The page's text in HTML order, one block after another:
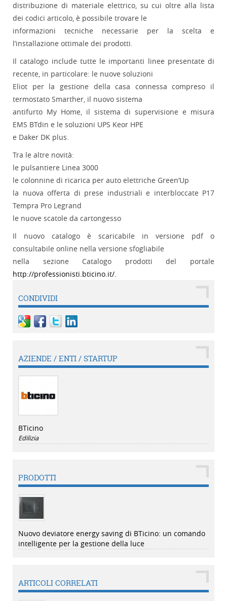
distribuzione di materiale elettrico, su cui oltre alla lista
dei codici articolo, è possibile trovare le
informazioni tecniche necessarie per la scelta e
l’installazione ottimale dei prodotti.
Il catalogo include tutte le importanti linee presentate di
recente, in particolare: le nuove soluzioni
Eliot per la gestione della casa connessa compreso il
termostato Smarther, il nuovo sistema
antifurto My Home, il sistema di supervisione e misura
EMS BTdin e le soluzioni UPS Keor HPE
e Daker DK plus.
Tra le altre novità:
le pulsantiere Linea 3000
le colonnine di ricarica per auto elettriche Green’Up
la nuova offerta di prese industriali e interbloccate P17
Tempra Pro Legrand
le nuove scatole da cartongesso
Il nuovo catalogo è scaricabile in versione pdf o
consultabile online nella versione sfogliabile
nella sezione Catalogo prodotti del portale
http://professionisti.bticino.it/.
CONDIVIDI
AZIENDE / ENTI / STARTUP
BTicino
Edilizia
PRODOTTI
Nuovo deviatore energy saving di BTicino: un comando
intelligente per la gestione della luce
ARTICOLI CORRELATI